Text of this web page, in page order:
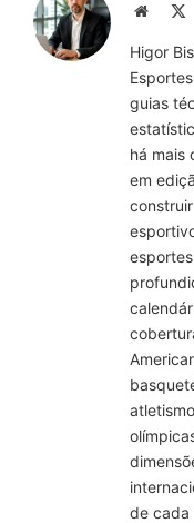
Site
Higor
guias
há mais
em
de cada